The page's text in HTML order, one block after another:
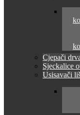
Cjepači
Sjeckalice
Usisavači